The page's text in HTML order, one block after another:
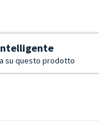
su questo prodotto